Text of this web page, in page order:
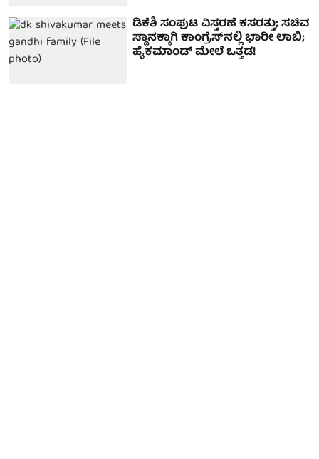
ಡಿಕೆಶಿ ಸಂಪುಟ ವಿಸ್ತರಣೆ ಕಸರತ್ತು; ಸಚಿವ
ಸ್ಥಾನಕ್ಕಾಗಿ ಕಾಂಗ್ರೆಸ್‌ನಲ್ಲಿ ಭಾರೀ ಲಾಬಿ;
ಹೈಕಮಾಂಡ್ ಮೇಲೆ ಒತ್ತಡ!